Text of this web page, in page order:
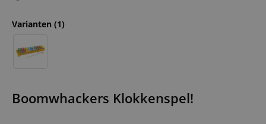
Varianten (1)
Boomwhackers Klokkenspel!